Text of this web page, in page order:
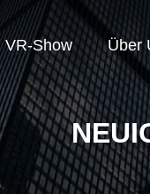
VR-Show Über